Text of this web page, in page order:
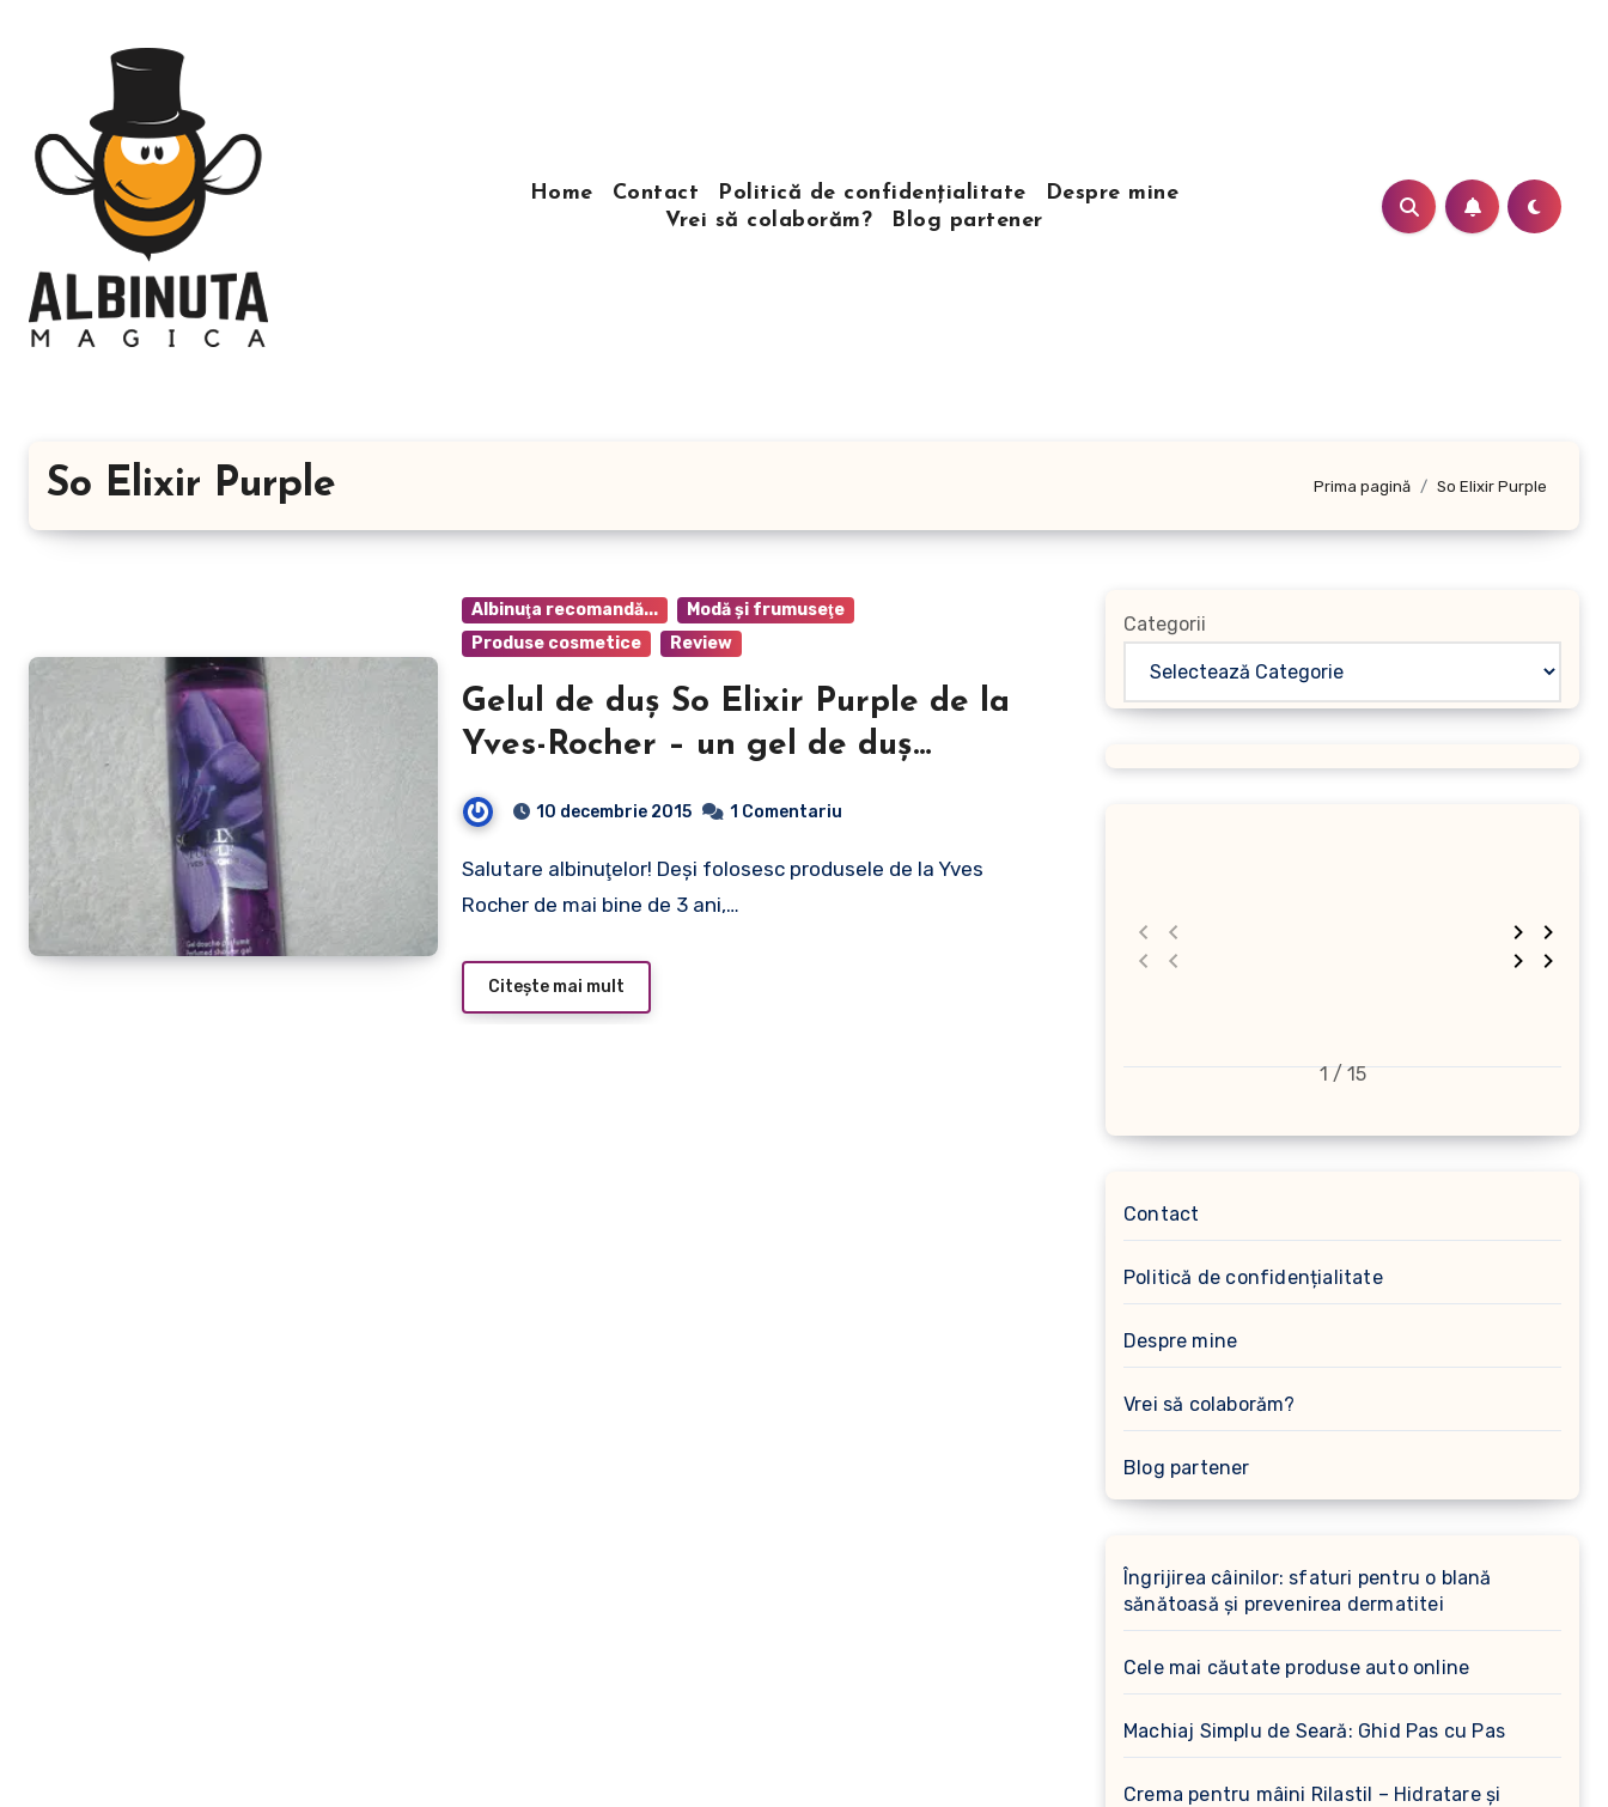
Home Contact Politică de confidențialitate
Despre mine
Vrei să colaborăm?
Blog partener
So Elixir Purple Prima pagină So Elixir Purple
Albinuţa recomandă...
Modă şi frumuseţe
Produse cosmetice
Review
Gelul de duş So Elixir Purple de la
Yves-Rocher – un gel de duş
puternic pentru femei sigure pe
ele!
10 decembrie 2015 1 Comentariu
Salutare albinuţelor! Deşi folosesc produsele de la Yves
Rocher de mai bine de 3 ani,…
Citește mai mult
Categorii
1 / 15
Contact
Politică de confidențialitate
Despre mine
Vrei să colaborăm?
Blog partener
Îngrijirea câinilor: sfaturi pentru o blană
sănătoasă și prevenirea dermatitei
Cele mai căutate produse auto online
Machiaj Simplu de Seară: Ghid Pas cu Pas
Crema pentru mâini Rilastil – Hidratare și